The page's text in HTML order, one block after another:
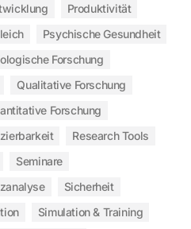
Produktivität
Psychische Gesundheit
Forschung
Qualitative Forschung
Forschung
Research Tools
Seminare
Sicherheit
Simulation & Training